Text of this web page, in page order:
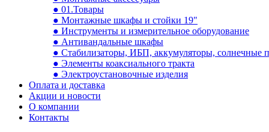
● 01.Товары
● Монтажные шкафы и стойки 19"
● Инструменты и измерительное оборудование
● Антивандальные шкафы
● Стабилизаторы, ИБП, аккумуляторы, солнечные
● Элементы коаксиального тракта
● Электроустановочные изделия
Оплата и доставка
Акции и новости
О компании
Контакты